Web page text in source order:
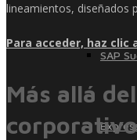
SAP
lineamientos, diseñados
Para acceder, haz clic
Más allá
corporativo